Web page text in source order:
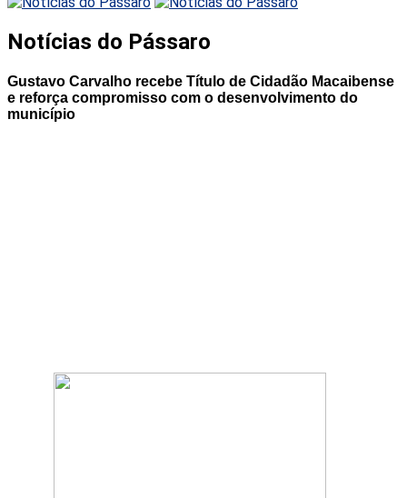
Notícias do Pássaro
Gustavo Carvalho recebe Título de Cidadão Macaibense
e reforça compromisso com o desenvolvimento do
município